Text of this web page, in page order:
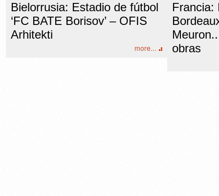
Bielorrusia: Estadio de fútbol
‘FC BATE Borisov’ – OFIS
Arhitekti
more...
Francia:
obras